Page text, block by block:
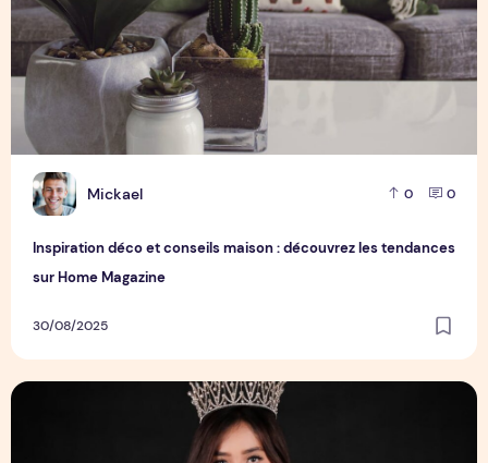
M Mickael 0 0
Inspiration déco et conseils maison : découvrez les tendances
sur Home Magazine
30/08/2025
Réalisez Vos Rêves de Princesse Sur Notre Site